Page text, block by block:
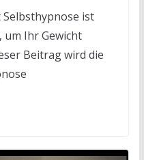
ist
Ihr Gewicht
Beitrag wird die